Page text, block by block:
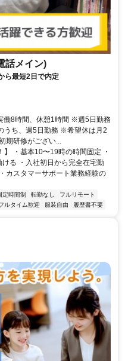
話メイン)
ら最短2日で内定
8時間、休憩1時間 ※週5日勤務
うち、週5日勤務 ※希望休は月2
期研修がござい...
・基本10〜19時の時間固定 ・
る ・入社初日から完全在宅勤
カスタマーサポート業務経験の
定時間制 転勤なし
フルリモート
ルタイム歓迎 服装自由 履歴書不要